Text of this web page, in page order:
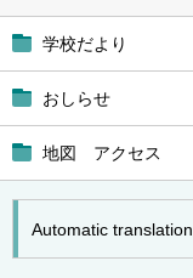
学校だより
おしらせ
地図 アクセス
Automatic translation